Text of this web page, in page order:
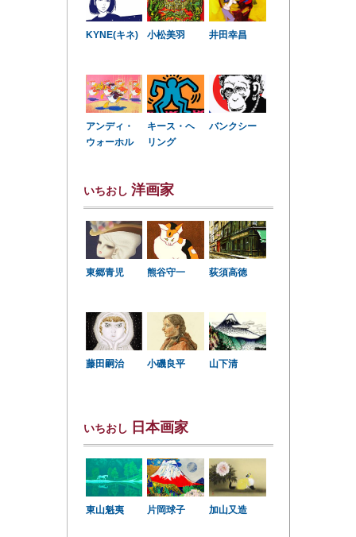
KYNE(キネ) 小松美羽 井田幸昌
アンディ・
ウォーホル
キース・ヘ
リング
バンクシー
いちおし 洋画家
東郷青児 熊谷守一 荻須高徳
藤田嗣治 小磯良平 山下清
いちおし 日本画家
東山魁夷 片岡球子 加山又造